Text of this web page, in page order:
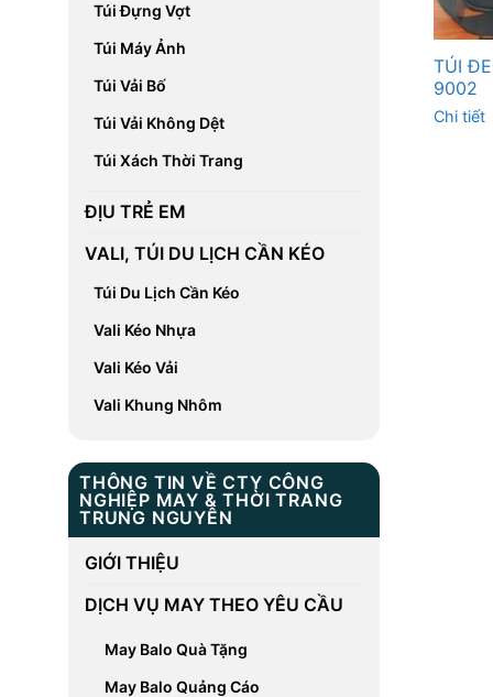
Túi Đựng Vợt
Túi Máy Ảnh
Túi Vải Bố
Túi Vải Không Dệt
Túi Xách Thời Trang
ĐỊU TRẺ EM
VALI, TÚI DU LỊCH CẦN KÉO
Túi Du Lịch Cần Kéo
Vali Kéo Nhựa
Vali Kéo Vải
Vali Khung Nhôm
THÔNG TIN VỀ CTY CÔNG
NGHIỆP MAY & THỜI TRANG
TRUNG NGUYÊN
GIỚI THIỆU
DỊCH VỤ MAY THEO YÊU CẦU
May Balo Quà Tặng
May Balo Quảng Cáo
TÚI
9002
Chi tiết